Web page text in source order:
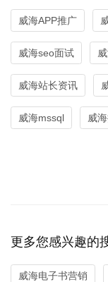
威海APP推广
威海seo面试
威海站长资讯
威海mssql 威
更多您感兴趣的
威海电子书营销